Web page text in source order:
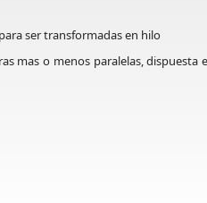
ser transformadas en hilo
mas o menos paralelas, dispuesta